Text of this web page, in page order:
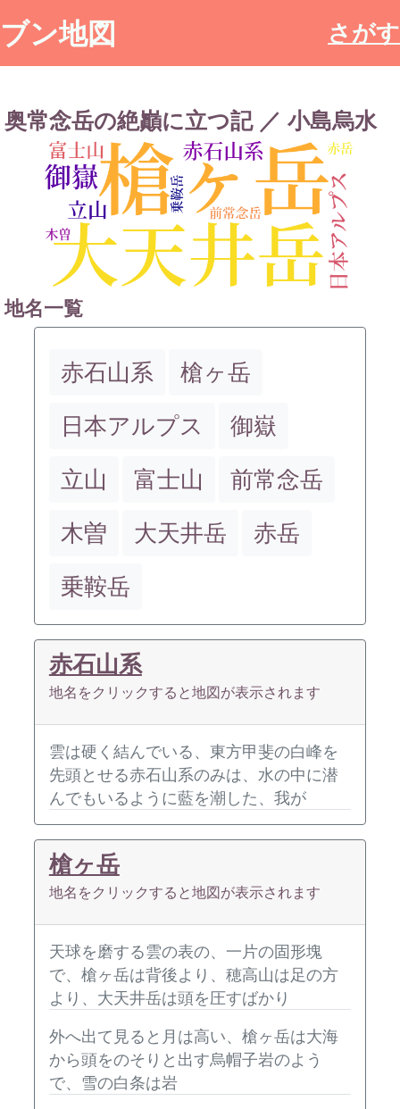
ブン地図 さがす
奥常念岳の絶巓に立つ記 ／ 小島烏水
地名一覧
赤石山系
槍ヶ岳
日本アルプス
御嶽
立山
富士山
前常念岳
木曽
大天井岳
赤岳
乗鞍岳
赤石山系
地名をクリックすると地図が表示されます
雲は硬く結んでいる、東方甲斐の白峰を
先頭とせる赤石山系のみは、水の中に潜
んでもいるように藍を潮した、我が
槍ヶ岳
地名をクリックすると地図が表示されます
天球を磨する雲の表の、一片の固形塊
で、槍ヶ岳は背後より、穂高山は足の方
より、大天井岳は頭を圧すばかり
外へ出て見ると月は高い、槍ヶ岳は大海
から頭をのそりと出す烏帽子岩のよう
で、雪の白条は岩